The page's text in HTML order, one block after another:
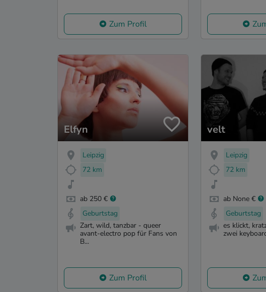
Zum Profil
Elfyn
Leipzig
72 km
ab 250 €
Geburtstag
Zart, wild, tanzbar - queer
avant-electro pop für Fans von
B...
Zum Profil
velt
Leipzig
72 km
ab None €
Geburtstag
es klickt,
zwei